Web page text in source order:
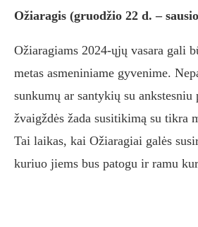
Ožiaragis (gruodžio 22 d. –
Ožiaragiams 2024-ųjų vasara gali
metas asmeniniame gyvenime.
sunkumų ar santykių su ankstesniu
žvaigždės žada susitikimą su tikra
Tai laikas, kai Ožiaragiai galės
kuriuo jiems bus patogu ir ramu